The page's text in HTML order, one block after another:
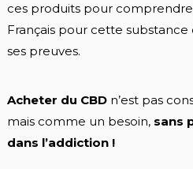
ces produits pour
Français pour cette
ses preuves.
Acheter du CBD n’est pas
mais comme un besoin, sans
dans l’addiction !